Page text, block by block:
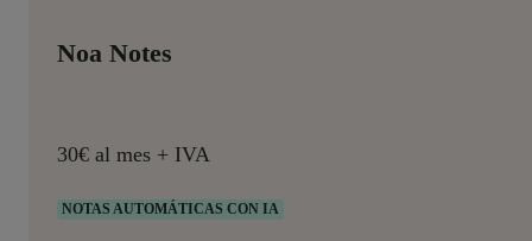
Noa Notes
30€ al mes + IVA
NOTAS AUTOMÁTICAS CON IA